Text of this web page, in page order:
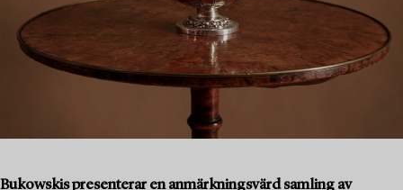
Bukowskis presenterar en anmärkningsvärd samling av